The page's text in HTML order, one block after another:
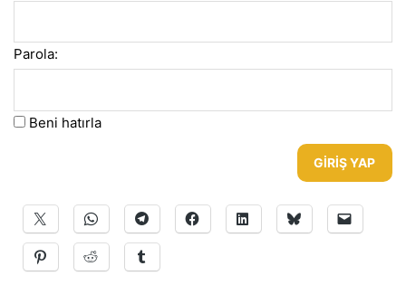
Parola:
Beni hatırla
GIRIŞ YAP